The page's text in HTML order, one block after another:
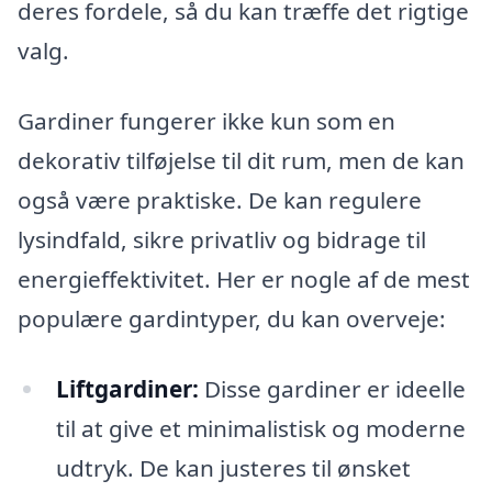
deres fordele, så du kan træffe det rigtige
valg.
Gardiner fungerer ikke kun som en
dekorativ tilføjelse til dit rum, men de kan
også være praktiske. De kan regulere
lysindfald, sikre privatliv og bidrage til
energieffektivitet. Her er nogle af de mest
populære gardintyper, du kan overveje:
Liftgardiner: Disse gardiner er ideelle
til at give et minimalistisk og moderne
udtryk. De kan justeres til ønsket